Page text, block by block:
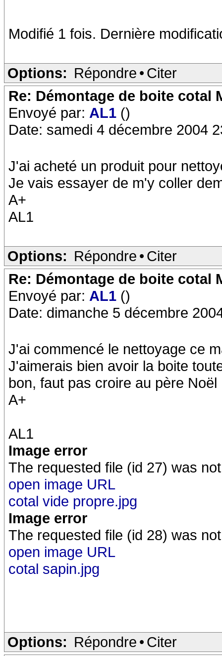
Modifié 1 fois. Dernière
Options: Répondre • Citer
Re: Démontage de boite cotal
Envoyé par: AL1 ()
Date: samedi 4 décembre 2004
J'ai acheté un produit pour
Je vais essayer de m'y coller
A+
AL1
Options: Répondre • Citer
Re: Démontage de boite cotal
Envoyé par: AL1 ()
Date: dimanche 5 décembre
J'ai commencé le nettoyage ce
J'aimerais bien avoir la boite
bon, faut pas croire au père Noël
A+
AL1
Image error
The requested file (id 27) was
open image URL
cotal vide propre.jpg
Image error
The requested file (id 28) was
open image URL
cotal sapin.jpg
Options: Répondre • Citer